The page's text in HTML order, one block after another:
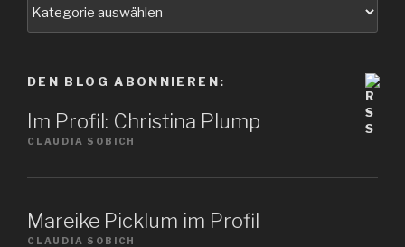
DEN BLOG ABONNIEREN:
Im Profil: Christina Plump
CLAUDIA SOBICH
Mareike Picklum im Profil
CLAUDIA SOBICH